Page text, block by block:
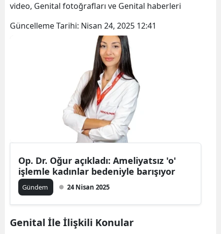
video, Genital fotoğrafları ve Genital haberleri
Güncelleme Tarihi: Nisan 24, 2025 12:41
Op. Dr. Oğur açıkladı: Ameliyatsız 'o'
işlemle kadınlar bedeniyle barışıyor
Gündem 24 Nisan 2025
Genital İle İlişkili Konular